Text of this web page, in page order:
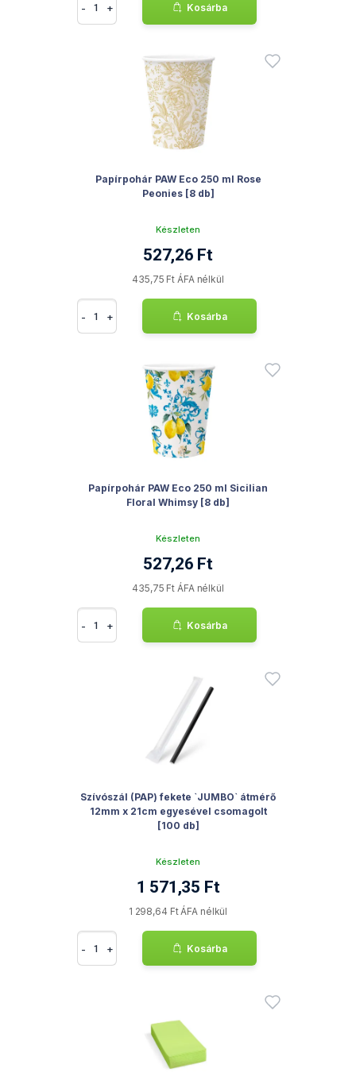
- + Kosárba
Papírpohár PAW Eco 250 ml Rose
Peonies [8 db]
Készleten
527,26 Ft
435,75 Ft ÁFA nélkül
- + Kosárba
Papírpohár PAW Eco 250 ml Sicilian
Floral Whimsy [8 db]
Készleten
527,26 Ft
435,75 Ft ÁFA nélkül
- + Kosárba
Szívószál (PAP) fekete `JUMBO` átmérő
12mm x 21cm egyesével csomagolt
[100 db]
Készleten
1 571,35 Ft
1 298,64 Ft ÁFA nélkül
- + Kosárba